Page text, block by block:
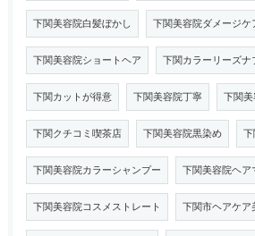
下関美容院白髪ぼかし 下関美容院ダメージケ
下関美容院ショートヘア 下関カラーリーズナ
下関カットが得意 下関美容院丁寧 下関
下関クチコミ喫茶店 下関美容院黒染め 下
下関美容院カラーシャンプー 下関美容院ヘア
下関美容院コスメストレート 下関市ヘアケア